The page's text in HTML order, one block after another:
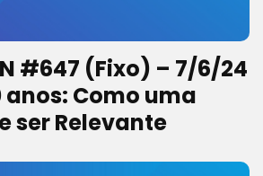
#647 (Fixo) – 7/6/24
anos: Como uma
ser Relevante